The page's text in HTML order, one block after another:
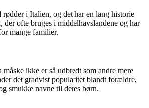
rødder i Italien, og det har en lang historie
der ofte bruges i middelhavslandene og har
mange familier.
ikke er så udbredt som andre mere
det gradvist popularitet blandt forældre,
smukke navne til deres børn.